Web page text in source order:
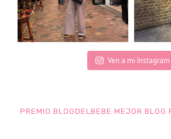
Ven a mi Instagram
PREMIO BLOGDELBEBE MEJOR BLOG